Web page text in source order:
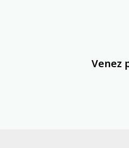
Venez